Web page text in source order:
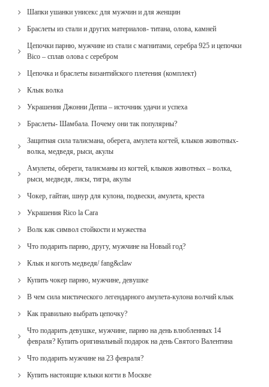
Шапки ушанки унисекс для мужчин и для женщин
Браслеты из стали и других материалов- титана, олова, камней
Цепочки парню, мужчине из стали с магнитами, серебра 925 и цепочки
Bico – сплав олова с серебром
Цепочка и браслеты византийского плетения (комплект)
Клык волка
Украшения Джонни Деппа – источник удачи и успеха
Браслеты- Шамбала. Почему они так популярны?
Защитная сила талисмана, оберега, амулета когтей, клыков животных-
волка, медведя, рыси, акулы
Амулеты, обереги, талисманы из когтей, клыков животных – волка,
рыси, медведя, лисы, тигра, акулы
Чокер, гайтан, шнур для кулона, подвески, амулета, креста
Украшения Rico la Cara
Волк как символ стойкости и мужества
Что подарить парню, другу, мужчине на Новый год?
Клык и коготь медведя/ fang&claw
Купить чокер парню, мужчине, девушке
В чем сила мистического легендарного амулета-кулона волчий клык
Как правильно выбрать цепочку?
Что подарить девушке, мужчине, парню на день влюбленных 14
февраля? Купить оригинальный подарок на день Святого Валентина
Что подарить мужчине на 23 февраля?
Купить настоящие клыки когти в Москве